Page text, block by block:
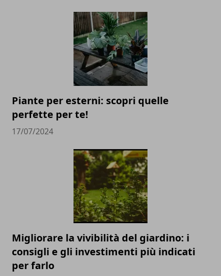
Piante per esterni: scopri quelle
perfette per te!
17/07/2024
Migliorare la vivibilità del giardino: i
consigli e gli investimenti più indicati
per farlo